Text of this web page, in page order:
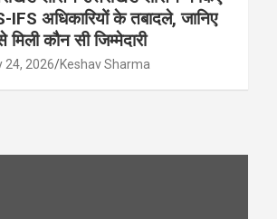
IFS अधिकारियों के तबादले, जानिए
मिली कौन सी जिम्मेदारी
24, 2026 Keshav Sharma